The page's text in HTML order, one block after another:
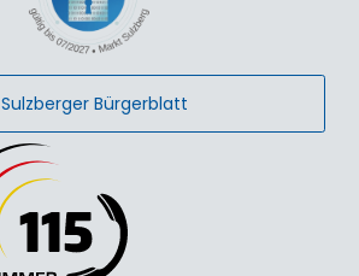
Sulzberger Bürgerblatt